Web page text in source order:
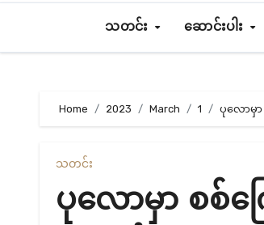
သတင်း ဆောင်းပါး
Home 2023 March 1 ပုလောမှ
သတင်း
ပုလောမှာ စစ်